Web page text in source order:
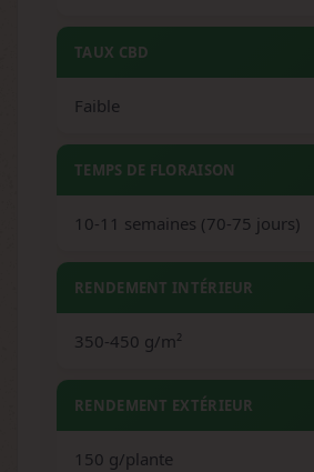
TAUX CBD
Faible
TEMPS DE FLORAISON
10-11 semaines (70-75 jours)
RENDEMENT INTÉRIEUR
350-450 g/m²
RENDEMENT EXTÉRIEUR
150 g/plante